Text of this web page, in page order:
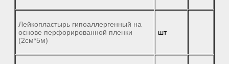
Лейкопластырь гипоаллергенный на
основе перфорированной пленки
(2см*5м)
шт